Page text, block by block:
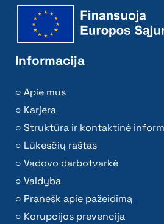
Informacija
Apie mus
Karjera
Struktūra ir kontaktinė
Lūkesčių raštas
Vadovo darbotvarkė
Valdyba
Pranešk apie pažeidimą
Korupcijos prevencija